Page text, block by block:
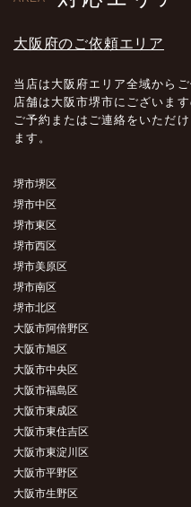
大阪府のご依頼エリア
当店は大阪府エリア全域から
店舗は大阪市堺市にございま
ご予約またはご連絡をいただ
ます。
堺市堺区
堺市中区
堺市東区
堺市西区
堺市美原区
堺市南区
堺市北区
大阪市阿倍野区
大阪市旭区
大阪市中央区
大阪市福島区
大阪市東成区
大阪市東住吉区
大阪市東淀川区
大阪市平野区
大阪市生野区